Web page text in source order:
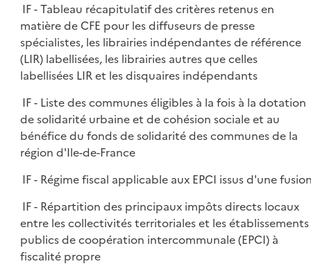
IF - Tableau récapitulatif des critères retenus en
matière de CFE pour les diffuseurs de presse
spécialistes, les librairies indépendantes de référence
(LIR) labellisées, les librairies autres que celles
labellisées LIR et les disquaires indépendants
IF - Liste des communes éligibles à la fois à la dotation
de solidarité urbaine et de cohésion sociale et au
bénéfice du fonds de solidarité des communes de la
région d'Ile-de-France
IF - Régime fiscal applicable aux EPCI issus d'une
IF - Répartition des principaux impôts directs locaux
entre les collectivités territoriales et les établissements
publics de coopération intercommunale (EPCI) à
fiscalité propre